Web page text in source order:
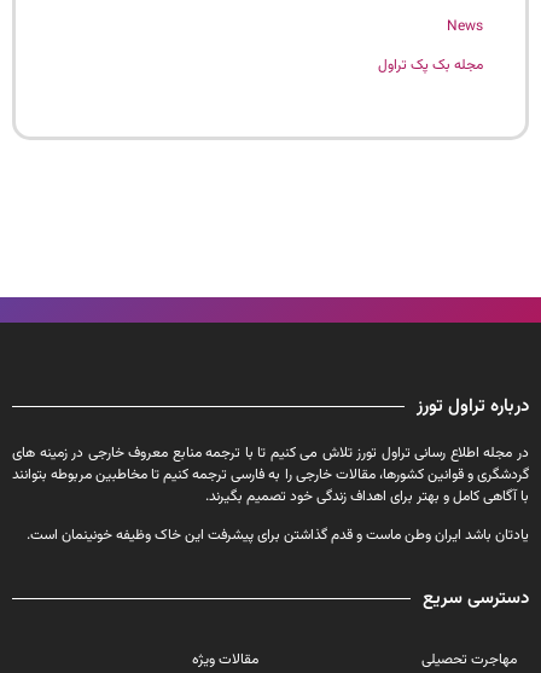
News
مجله بک پک تراول
درباره تراول تورز
در مجله اطلاع رسانی تراول تورز تلاش می کنیم تا با ترجمه منابع معروف خارجی در زمینه های
گردشگری و قوانین کشورها، مقالات خارجی را به فارسی ترجمه کنیم تا مخاطبین مربوطه بتوانند
با آگاهی کامل و بهتر برای اهداف زندگی خود تصمیم بگیرند.
یادتان باشد ایران وطن ماست و قدم گذاشتن برای پیشرفت این خاک وظیفه خونینمان است.
دسترسی سریع
مهاجرت تحصیلی مقالات ویژه